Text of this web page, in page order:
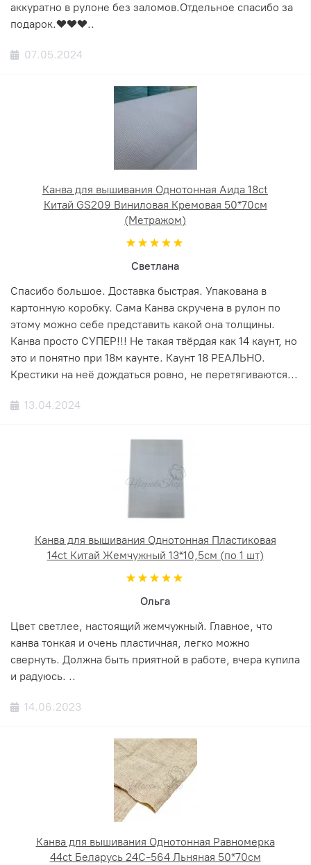
аккуратно в рулоне без заломов.Отдельное спасибо за
подарок.❤️❤️❤️..
07.05.2024
Канва для вышивания Однотонная Аида 18ct
Китай GS209 Виниловая Кремовая 50*70см
(Метражом)
Светлана
Спасибо большое. Доставка быстрая. Упакована в
картонную коробку. Сама Канва скручена в рулон по
этому можно себе представить какой она толщины.
Канва просто СУПЕР!!! Не такая твёрдая как 14 каунт, но
это и понятно при 18м каунте. Каунт 18 РЕАЛЬНО.
Крестики на неё дождаться ровно, не перетягиваются...
13.04.2024
Канва для вышивания Однотонная Пластиковая
14ct Китай Жемчужный 13*10,5см (по 1 шт)
Ольга
Цвет светлее, настоящий жемчужный. Главное, что
канва тонкая и очень пластичная, легко можно
свернуть. Должна быть приятной в работе, вчера купила
и радуюсь. ..
14.06.2023
Канва для вышивания Однотонная Равномерка
44ct Беларусь 24С-564 Льняная 50*70см